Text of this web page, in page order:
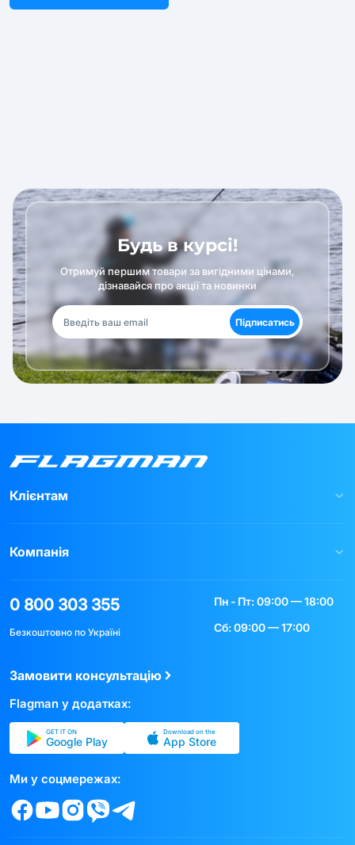
Будь в курсі!
Отримуй першим товари за вигідними цінами,
дізнавайся про акції та новинки
Підписатись
Клієнтам
Компанія
0 800 303 355
Безкоштовно по Україні
Пн - Пт: 09:00 — 18:00
Сб: 09:00 — 17:00
Замовити консультацію
Flagman у додатках:
GET IT ON
Google Play
Download on the
App Store
Ми у соцмережах: